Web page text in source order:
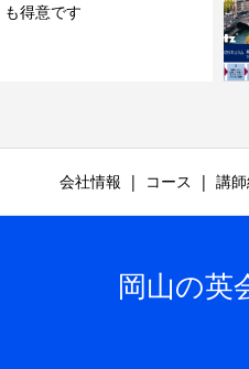
も得意です
会社情報 コース 講
岡山の英